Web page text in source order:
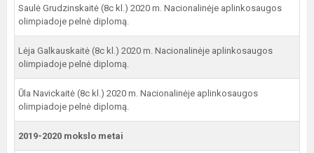
Saulė Grudzinskaitė (8c kl.) 2020 m. Nacionalinėje aplinkosaugos
olimpiadoje pelnė diplomą.
Lėja Galkauskaitė (8c kl.) 2020 m. Nacionalinėje aplinkosaugos
olimpiadoje pelnė diplomą.
Ūla Navickaitė (8c kl.) 2020 m. Nacionalinėje aplinkosaugos
olimpiadoje pelnė diplomą.
2019-2020 mokslo metai